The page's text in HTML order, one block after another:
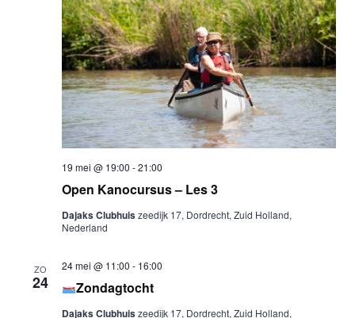
Open Kanocursus – Les 3
19 mei @ 19:00 -21:00
Dajaks Clubhuiszeedijk 17, Dordrecht, Zuid Holland,
Nederland
ZO
24 Zondagtocht
24 mei @ 11:00 - 16:00
Dajaks Clubhuiszeedijk 17, Dordrecht, Zuid Holland,